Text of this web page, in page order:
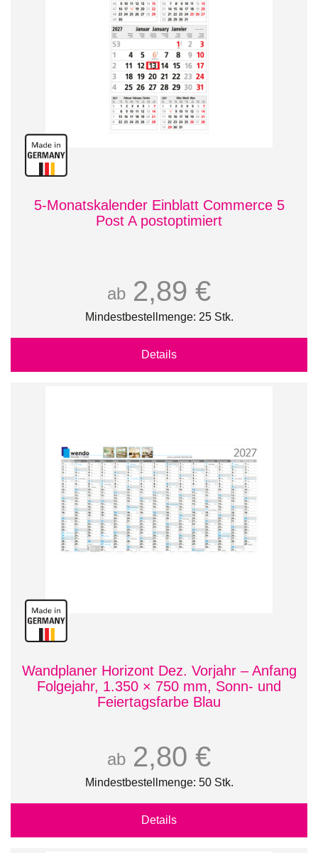
5-Monatskalender Einblatt Commerce 5
Post A postoptimiert
ab 2,89 €
Mindestbestellmenge: 25 Stk.
Details
Wandplaner Horizont Dez. Vorjahr – Anfang
Folgejahr, 1.350 × 750 mm, Sonn- und
Feiertagsfarbe Blau
ab 2,80 €
Mindestbestellmenge: 50 Stk.
Details